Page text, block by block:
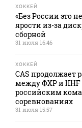
ХОККЕЙ
«Без России это
ярости из-за
сборной
31 июля 16:46
ХОККЕЙ
CAS продолжает
между ФХР и IIHF
российским
соревнованиях
31 июля 15:57